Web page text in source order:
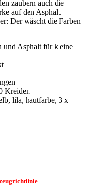
zaubern auch die
auf den Asphalt.
Der wäscht die Farben
und Asphalt für kleine
Kreiden
lila, hautfarbe, 3 x